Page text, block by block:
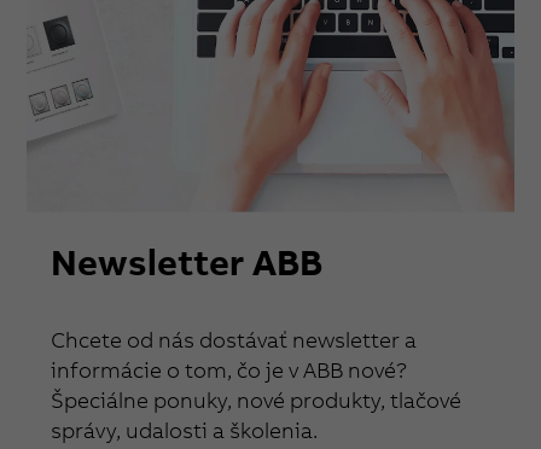
Newsletter ABB
Chcete od nás dostávať newsletter a
informácie o tom, čo je v ABB nové?
Špeciálne ponuky, nové produkty, tlačové
správy, udalosti a školenia.